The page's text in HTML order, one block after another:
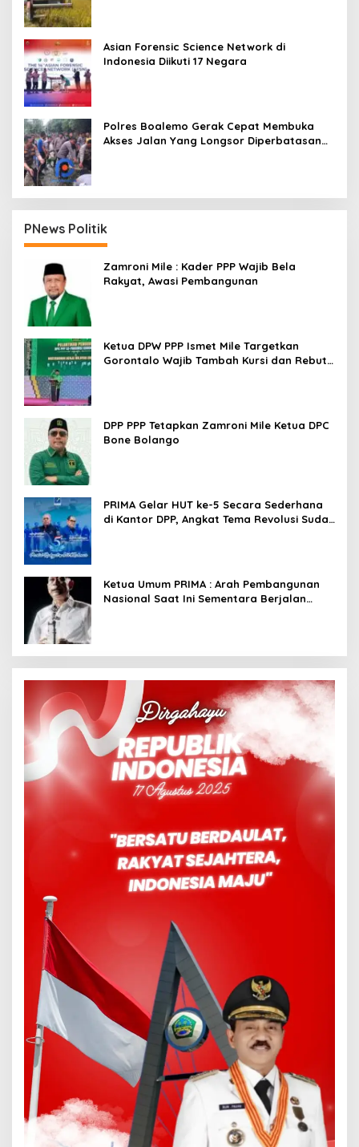
Asian Forensic Science Network di
Indonesia Diikuti 17 Negara
Polres Boalemo Gerak Cepat Membuka
Akses Jalan Yang Longsor Diperbatasan
PNews Politik
Zamroni Mile : Kader PPP Wajib Bela
Rakyat, Awasi Pembangunan
Ketua DPW PPP Ismet Mile Targetkan
Gorontalo Wajib Tambah Kursi dan Rebut
DPP PPP Tetapkan Zamroni Mile Ketua DPC
Bone Bolango
PRIMA Gelar HUT ke-5 Secara Sederhana
di Kantor DPP, Angkat Tema Revolusi Sudah
Ketua Umum PRIMA : Arah Pembangunan
Nasional Saat Ini Sementara Berjalan